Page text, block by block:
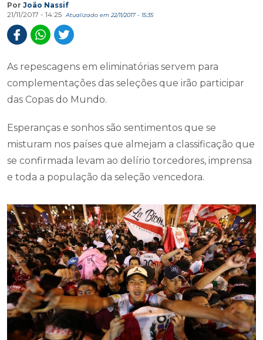
Por João Nassif
21/11/2017 - 14:25
Atualizado em 22/11/2017 - 15:35
As repescagens em eliminatórias servem para
complementações das seleções que irão participar
das Copas do Mundo.
Esperanças e sonhos são sentimentos que se
misturam nos países que almejam a classificação que
se confirmada levam ao delírio torcedores, imprensa
e toda a população da seleção vencedora.